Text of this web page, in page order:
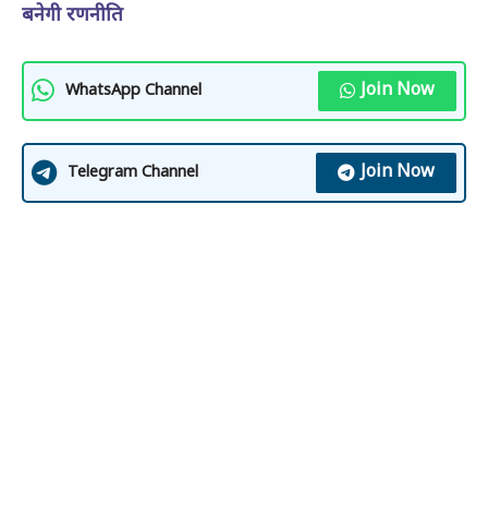
बनेगी रणनीति
WhatsApp Channel Join Now
Telegram Channel Join Now